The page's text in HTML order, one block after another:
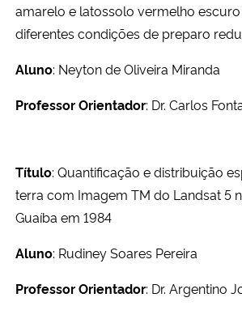
amarelo e latossolo vermelho
diferentes condições de preparo
Aluno: Neyton de Oliveira Miranda
Professor Orientador: Dr. Carlos
Título: Quantificação e distribuição
terra com Imagem TM do Landsat 5
Guaíba em 1984
Aluno: Rudiney Soares Pereira
Professor Orientador: Dr. Argentino